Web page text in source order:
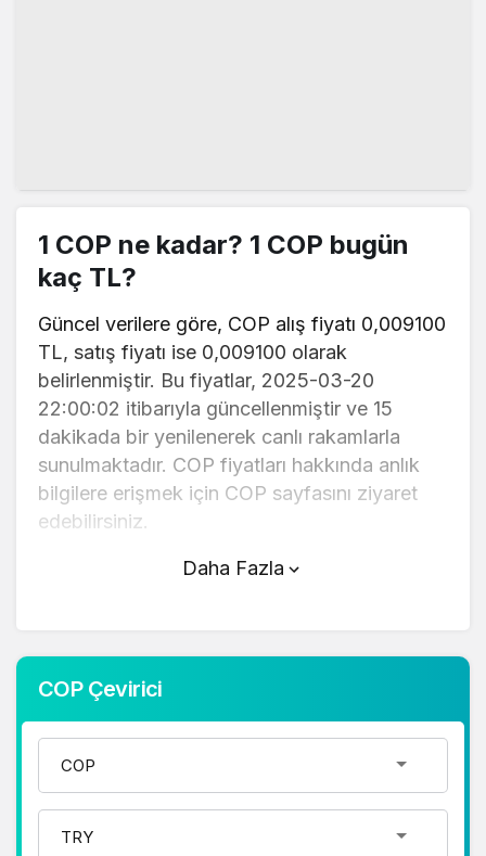
1 COP ne kadar? 1 COP bugün
kaç TL?
Güncel verilere göre, COP alış fiyatı 0,009100
TL, satış fiyatı ise 0,009100 olarak
belirlenmiştir. Bu fiyatlar, 2025-03-20
22:00:02 itibarıyla güncellenmiştir ve 15
dakikada bir yenilenerek canlı rakamlarla
sunulmaktadır. COP fiyatları hakkında anlık
bilgilere erişmek için COP sayfasını ziyaret
edebilirsiniz.
COP (TL) fiyatı bugün yükseldi.
işlem hacmi 0. Fiyatı son 24 saatte
-0,400000 değişim göstermiştir..
COP hesaplama işlemleri için, sayfanın
üstünde yer alan çevirici aracını kullanarak
mevcut fiyatlar üzerinden hızlı ve kolay bir
şekilde çevirme işlemlerinizi
Daha Fazla
COP Çevirici